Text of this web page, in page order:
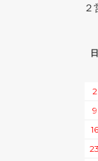
２
日
2
9
16
23